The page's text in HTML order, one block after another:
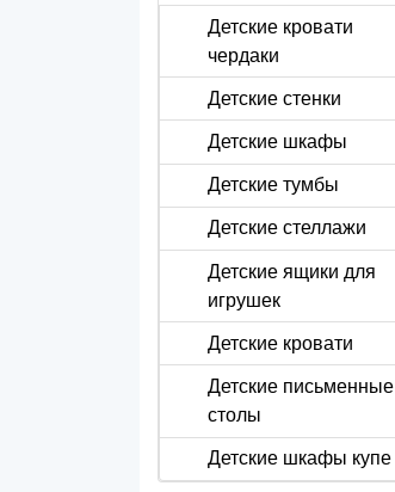
Детские кровати
чердаки
Детские стенки
Детские шкафы
Детские тумбы
Детские стеллажи
Детские ящики для
игрушек
Детские кровати
Детские письменные
столы
Детские шкафы купе